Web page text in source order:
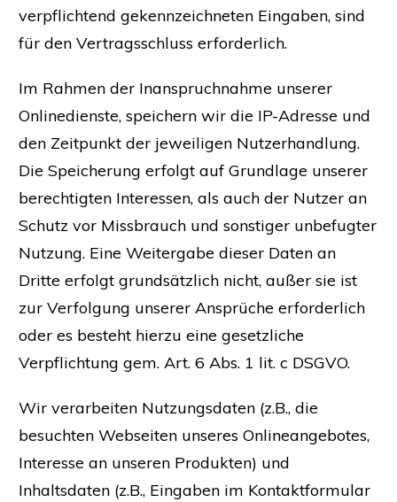
verpflichtend gekennzeichneten Eingaben, sind
für den Vertragsschluss erforderlich.
Im Rahmen der Inanspruchnahme unserer
Onlinedienste, speichern wir die IP-Adresse und
den Zeitpunkt der jeweiligen Nutzerhandlung.
Die Speicherung erfolgt auf Grundlage unserer
berechtigten Interessen, als auch der Nutzer an
Schutz vor Missbrauch und sonstiger unbefugter
Nutzung. Eine Weitergabe dieser Daten an
Dritte erfolgt grundsätzlich nicht, außer sie ist
zur Verfolgung unserer Ansprüche erforderlich
oder es besteht hierzu eine gesetzliche
Verpflichtung gem. Art. 6 Abs. 1 lit. c DSGVO.
Wir verarbeiten Nutzungsdaten (z.B., die
besuchten Webseiten unseres Onlineangebotes,
Interesse an unseren Produkten) und
Inhaltsdaten (z.B., Eingaben im Kontaktformular